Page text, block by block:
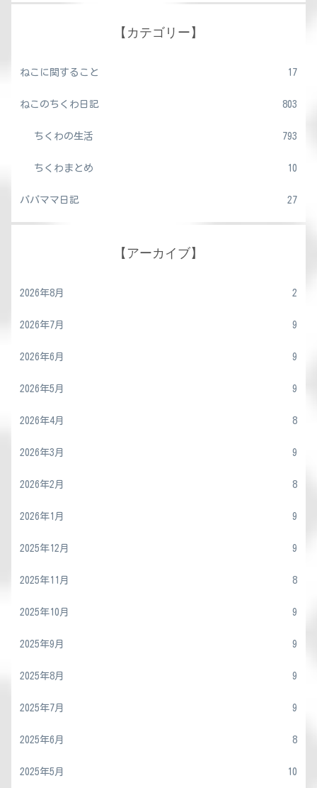
【カテゴリー】
ねこに関すること 17
ねこのちくわ日記 803
ちくわの生活 793
ちくわまとめ 10
パパママ日記 27
【アーカイブ】
2026年8月 2
2026年7月 9
2026年6月 9
2026年5月 9
2026年4月 8
2026年3月 9
2026年2月 8
2026年1月 9
2025年12月 9
2025年11月 8
2025年10月 9
2025年9月 9
2025年8月 9
2025年7月 9
2025年6月 8
2025年5月 10